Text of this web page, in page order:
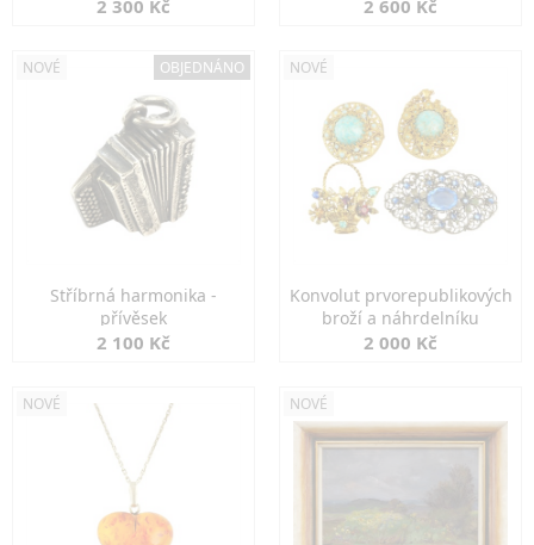
2 300 Kč 2 600 Kč
NOVÉ OBJEDNÁNO
Stříbrná harmonika -
přívěsek
2 100 Kč
NOVÉ
Konvolut prvorepublikových
broží a náhrdelníku
2 000 Kč
NOVÉ NOVÉ